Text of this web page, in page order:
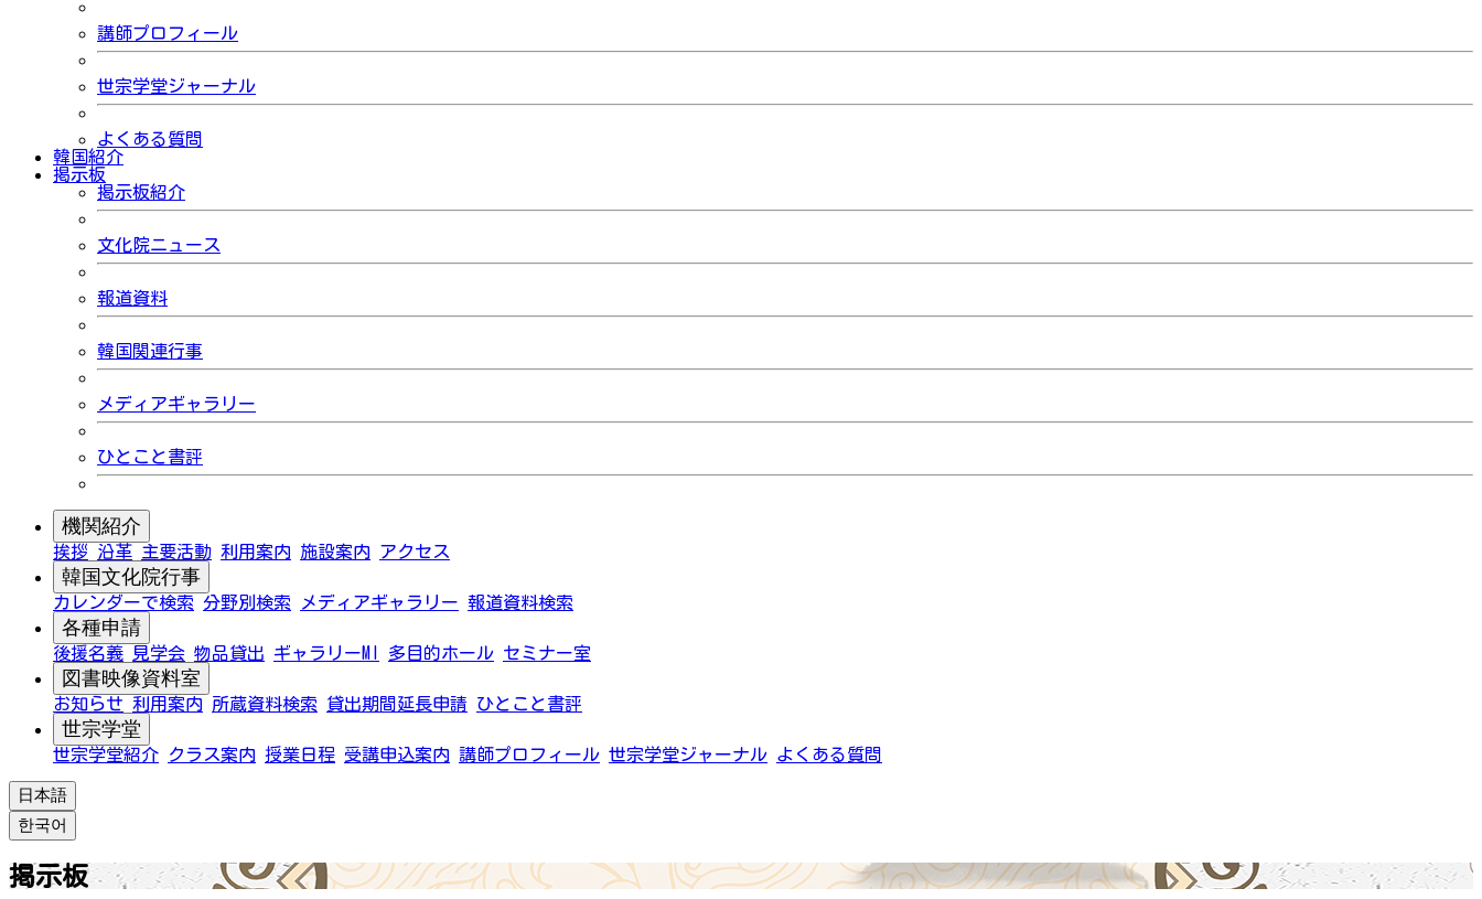
講師プロフィール
世宗学堂ジャーナル
よくある質問
韓国紹介
掲示板
掲示板紹介
文化院ニュース
報道資料
韓国関連行事
メディアギャラリー
ひとこと書評
機関紹介
挨拶 沿革 主要活動 利用案内 施設案内 アクセス
韓国文化院行事
カレンダーで検索 分野別検索 メディアギャラリー 報道資料検索
各種申請
後援名義 見学会 物品貸出 ギャラリーMI 多目的ホール セミナー室
図書映像資料室
お知らせ 利用案内 所蔵資料検索 貸出期間延長申請 ひとこと書評
世宗学堂
世宗学堂紹介 クラス案内 授業日程 受講申込案内 講師プロフィール 世宗学堂ジャーナル よくある質問
日本語
한국어
掲示板